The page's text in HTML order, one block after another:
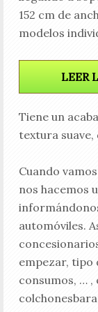
152 cm de
modelos
LEER
Tiene un
textura
Cuando
nos hacemos
automóviles.
empezar, tipo
consumos, … ,